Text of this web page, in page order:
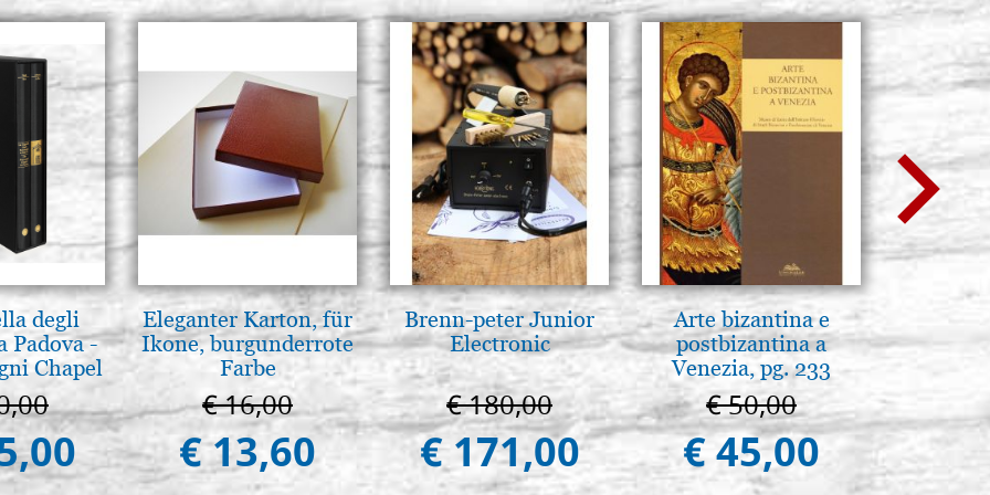
degli
Padova -
Chapel
Eleganter Karton, für
Ikone, burgunderrote
Farbe
€ 16,00
€ 13,60
Brenn-peter Junior
Electronic
€ 180,00
€ 171,00
Arte bizantina e
postbizantina a
Venezia, pg. 233
€ 50,00
€ 45,00
Una
€
€